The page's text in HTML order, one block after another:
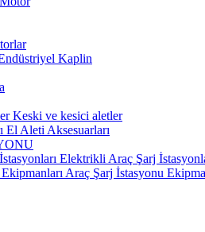
Kaplin
Keski ve kesici aletler
El Aleti Aksesuarları
Elektrikli Araç Şarj
Araç Şarj İstasyonu